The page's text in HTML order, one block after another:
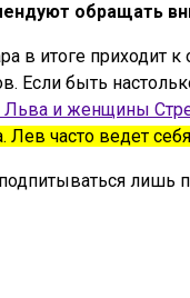
обращать
в итоге
быть
и женщины
часто ведет
лишь